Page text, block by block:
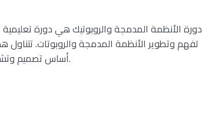
دورة الأنظمة المدمجة والروبوتيك هي دورة
لفهم وتطوير الأنظمة المدمجة والروبوتات.
أساس تصميم وتشغيل الأنظمة المدمجة والروبوتات في مختلف المجالات.